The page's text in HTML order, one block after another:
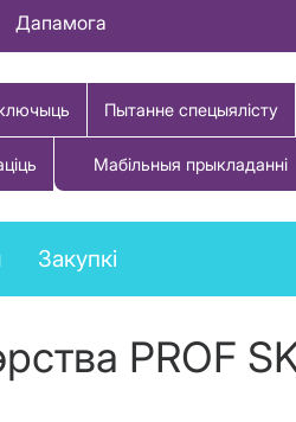
Дапамога
Пытанне спецыялісту
Мабільныя прыкладанні
Закупкі
PROF